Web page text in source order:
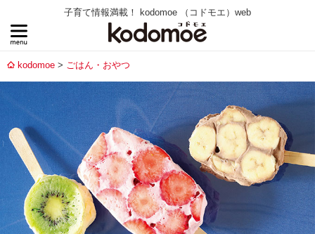
子育て情報満載！ kodomoe （コドモエ）web
kodomoe ごはん・おやつ